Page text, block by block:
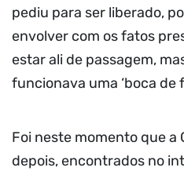
pediu para ser liberado,
envolver com os fatos
estar ali de passagem,
funcionava uma ‘boca de
Foi neste momento que a
depois, encontrados no